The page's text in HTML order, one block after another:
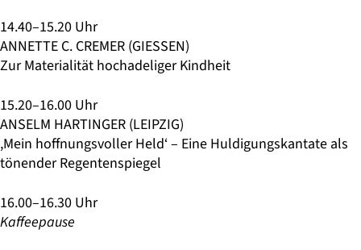
14.40–15.20 Uhr
ANNETTE C. CREMER (GIESSEN)
Zur Materialität hochadeliger Kindheit
15.20–16.00 Uhr
ANSELM HARTINGER (LEIPZIG)
,Mein hoffnungsvoller Held‘ – Eine Huldigungskantate als
tönender Regentenspiegel
16.00–16.30 Uhr
Kaffeepause